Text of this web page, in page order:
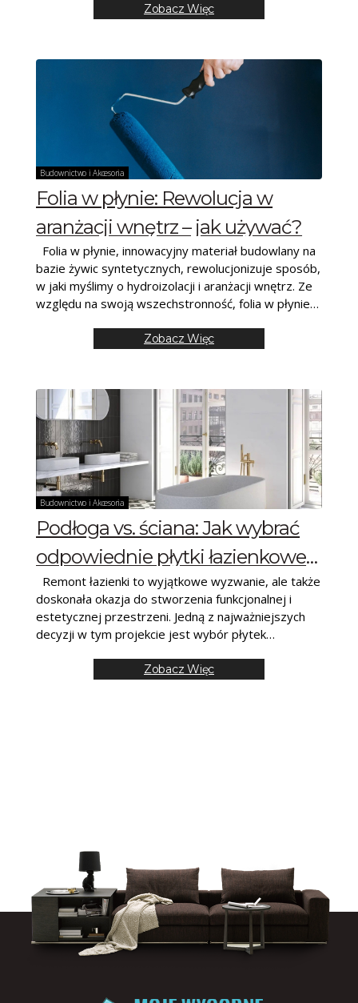
Zobacz Więc
Budownictwo i Akcesoria
Folia w płynie: Rewolucja w
aranżacji wnętrz – jak używać?
Folia w płynie, innowacyjny materiał budowlany na
bazie żywic syntetycznych, rewolucjonizuje sposób,
w jaki myślimy o hydroizolacji i aranżacji wnętrz. Ze
względu na swoją wszechstronność, folia w płynie
Zobacz Więc
Budownictwo i Akcesoria
Podłoga vs. ściana: Jak wybrać
odpowiednie płytki łazienkowe
do różnych części
pomieszczenia?
Remont łazienki to wyjątkowe wyzwanie, ale także
doskonała okazja do stworzenia funkcjonalnej i
estetycznej przestrzeni. Jedną z najważniejszych
decyzji w tym projekcie jest wybór płytek
Zobacz Więc